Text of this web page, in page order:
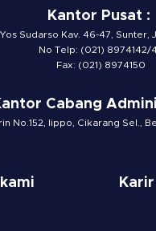
Kantor Pusat :
Sudarso Kav. 46-47, Sunter,
No Telp: (021) 8974142/
Fax: (021) 8974150
Cabang
No.152, lippo, Cikarang Sel.,
Karir